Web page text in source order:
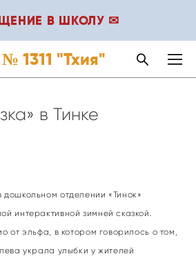
В ШКОЛУ ✉
1311 "Тхия"
в Тинке
отделении «Тинок»
интерактивной зимней сказкой.
от эльфа, в котором говорилось о том,
украла улыбки у жителей